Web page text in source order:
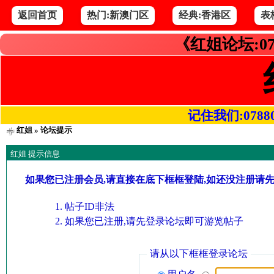
返回首页 热门:新澳门区 经典:香港区 表
《红姐论坛
记住我们
红姐» 论坛提示
红姐 提示信息
如果您已注册会员,请直接在底下框框登陆,如还没注册请
帖子ID非法
如果您已注册,请先登录论坛即可游览帖子
请从以下框框登录论坛